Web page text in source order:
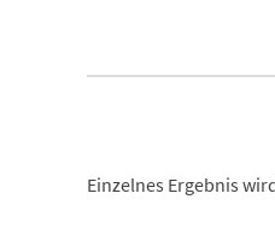
Einzelnes Ergebnis